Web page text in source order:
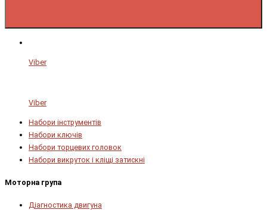
Viber
Viber
Набори інструментів
Набори ключів
Набори торцевих головок
Набори викруток і кліщі затискні
Моторна група
Діагностика двигуна